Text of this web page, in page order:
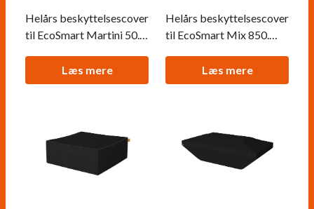
Helårs beskyttelsescover
til EcoSmart Martini 50.
materiale, der passer på
din biopejs hvis den står
Læs mere
Helårs beskyttelsescover
til EcoSmart Mix 850.
materiale, der passer på
din biopejs hvis den står
Læs mere